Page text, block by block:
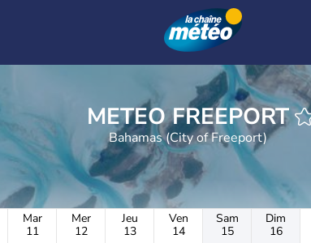
METEO FREEPORT
Bahamas (City of Freeport)
Mar
11
Mer
12
Jeu
13
Ven
14
Sam
15
Dim
16